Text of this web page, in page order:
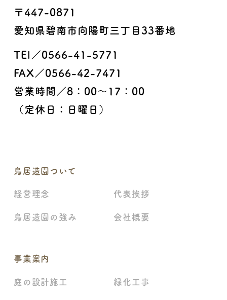
〒447-0871
愛知県碧南市向陽町三丁目33番地
TEl／0566-41-5771
FAX／0566-42-7471
営業時間／8：00〜17：00
（定休日：日曜日）
鳥居造園ついて
経営理念 代表挨拶
鳥居造園の強み 会社概要
事業案内
庭の設計施工 緑化工事